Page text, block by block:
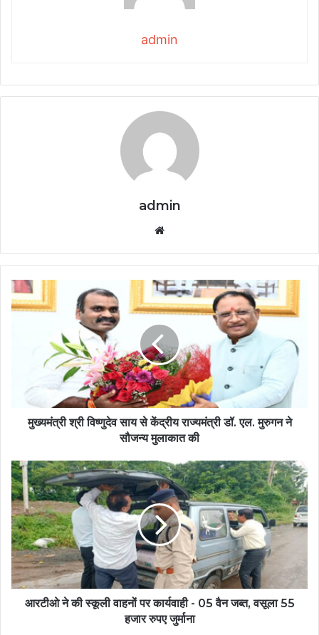
admin
admin
मुख्यमंत्री श्री विष्णुदेव साय से केंद्रीय राज्यमंत्री डॉ. एल. मुरुगन ने
सौजन्य मुलाकात की
आरटीओ ने की स्कूली वाहनों पर कार्यवाही - 05 वैन जब्त, वसूला 55
हजार रुपए जुर्माना